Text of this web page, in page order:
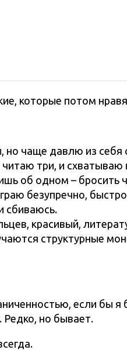
которые потом
но чаще давлю из себя
три, и
об одном – бросить
безупречно,
сбиваюсь.
красивый,
структурные
если бы
Редко, но бывает.